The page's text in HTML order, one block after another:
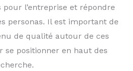
l’entreprise et répondre
personas. Il est important de
de qualité autour de ces
se positionner en haut des